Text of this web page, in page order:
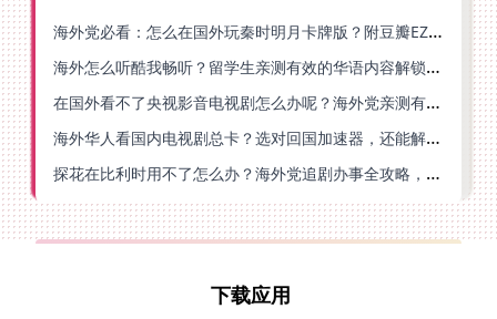
海外党必看：怎么在国外玩秦时明月卡牌版？附豆瓣EZCast地区限制破解法
海外怎么听酷我畅听？留学生亲测有效的华语内容解锁指南
在国外看不了央视影音电视剧怎么办呢？海外党亲测有效的回国加速方案
海外华人看国内电视剧总卡？选对回国加速器，还能解决菲律宾打不开反诈中心的问题
探花在比利时用不了怎么办？海外党追剧办事全攻略，选对加速器就够了
下载应用